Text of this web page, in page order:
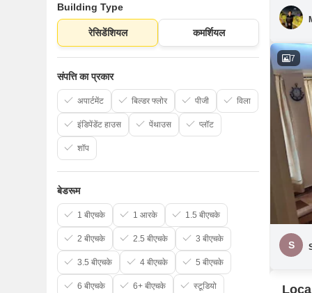
7
S
Building Type
रेसिडेंशियल कमर्शियल
संपत्ति का प्रकार
अपार्टमेंट बिल्डर फ्लोर पीजी विला
इंडिपेंडेंट हाउस पेंथाउस प्लॉट
शॉप
बेडरूम
1 बीएचके 1 आरके 1.5 बीएचके
2 बीएचके 2.5 बीएचके 3 बीएचके
3.5 बीएचके 4 बीएचके 5 बीएचके
6 बीएचके 6+ बीएचके स्टूडियो